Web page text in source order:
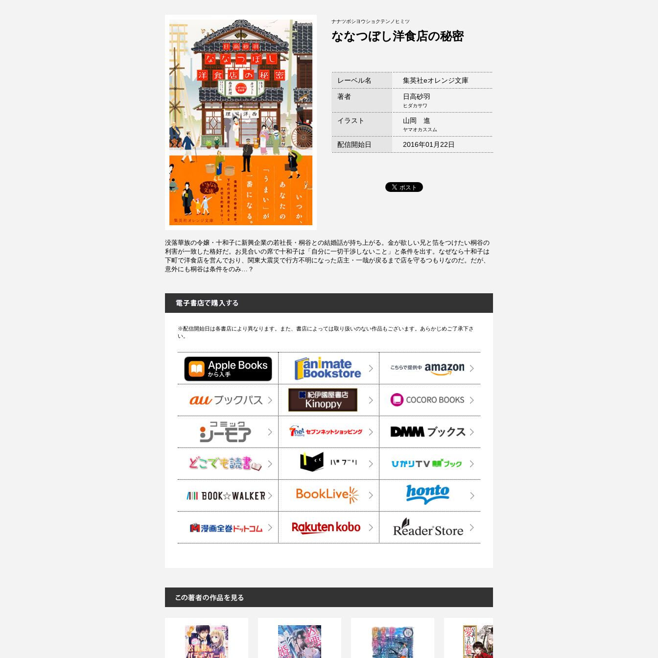
ナナツボシヨウショクテンノヒミツ
ななつぼし洋食店の秘密
レーベル名 集英社eオレンジ文庫
著者 日高砂羽
ヒダカサワ
イラスト 山岡 進
ヤマオカススム
配信開始日 2016年01月22日
没落華族の令嬢・十和子に新興企業の若社長・桐谷との結婚話が持ち上がる。金が欲しい兄と箔をつけたい桐谷の
利害が一致した格好だ。お見合いの席で十和子は「自分に一切干渉しないこと」と条件を出す。なぜなら十和子は
下町で洋食店を営んでおり、関東大震災で行方不明になった店主・一哉が戻るまで店を守るつもりなのだ。だが、
意外にも桐谷は条件をのみ…？
※配信開始日は各書店により異なります。また、書店によっては取り扱いのない作品もございます。あらかじめご了承下さ
い。